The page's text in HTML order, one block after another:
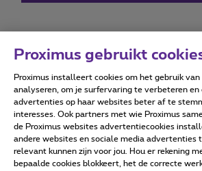
Forumvoorwaarden
Alle rechten voorbehouden. ©
Proximus gebruikt
Proximus installeert cookies om het gebruik
analyseren, om je surfervaring te verbeteren en
advertenties op haar websites beter af te
interesses. Ook partners met wie Proximus
de Proximus websites advertentiecookies
andere websites en sociale media advertenties
relevant kunnen zijn voor jou. Hou er rekening
bepaalde cookies blokkeert, het de correcte